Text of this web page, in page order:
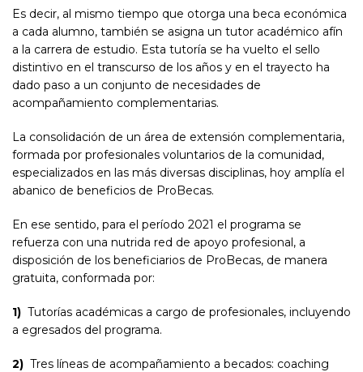
Es decir, al mismo tiempo que otorga una beca económica
a cada alumno, también se asigna un tutor académico afín
a la carrera de estudio. Esta tutoría se ha vuelto el sello
distintivo en el transcurso de los años y en el trayecto ha
dado paso a un conjunto de necesidades de
acompañamiento complementarias.
La consolidación de un área de extensión complementaria,
formada por profesionales voluntarios de la comunidad,
especializados en las más diversas disciplinas, hoy amplía el
abanico de beneficios de ProBecas.
En ese sentido, para el período 2021 el programa se
refuerza con una nutrida red de apoyo profesional, a
disposición de los beneficiarios de ProBecas, de manera
gratuita, conformada por:
1) Tutorías académicas a cargo de profesionales, incluyendo
a egresados del programa.
2) Tres líneas de acompañamiento a becados: coaching